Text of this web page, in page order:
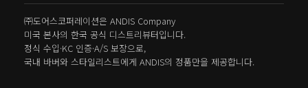
㈜도어스코퍼레이션은 ANDIS Company
미국 본사의 한국 공식 디스트리뷰터입니다.
정식 수입·KC 인증·A/S 보장으로,
국내 바버와 스타일리스트에게 ANDIS의 정품만을 제공합니다.